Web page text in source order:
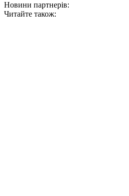
Новини партнерів:
Читайте також: